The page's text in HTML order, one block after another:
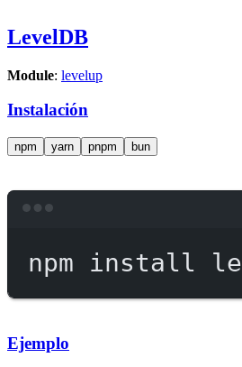
LevelDB
Module: levelup
Instalación
npm yarn pnpm bun
npm install
Ejemplo